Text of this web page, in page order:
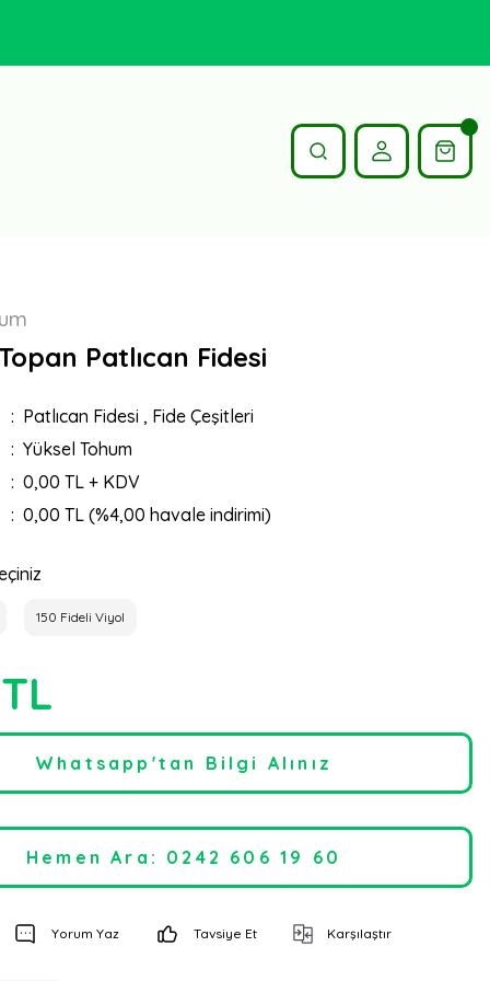
Patlıcan Fidesi
Patlıcan Fidesi , Fide Çeşitleri
Yüksel Tohum
0,00 TL + KDV
0,00 TL (%4,00 havale indirimi)
150 Fideli Viyol
Whatsapp'tan Bilgi Alınız
Hemen Ara: 0242 606 19 60
Yorum Yaz Tavsiye Et Karşılaştır